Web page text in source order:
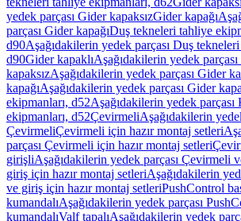
yedek parçası Gider kapaksızGider kapağı
parçası Gider kapağıDuş tekneleri tahliye
d90Aşağıdakilerin yedek parçası Duş
d90Gider kapaklıAşağıdakilerin yedek
kapaksızAşağıdakilerin yedek parçası Gider
kapağıAşağıdakilerin yedek parçası Gider
ekipmanları, d52Aşağıdakilerin yedek
ekipmanları, d52ÇevirmeliAşağıdakilerin
ÇevirmeliÇevirmeli için hazır montaj setleri
parçası Çevirmeli için hazır montaj setleri
girişliAşağıdakilerin yedek parçası Çevirmeli
giriş için hazır montaj setleriAşağıdakilerin
ve giriş için hazır montaj setleriPushControl
kumandalıAşağıdakilerin yedek parçası
kumandalıValf tapalıAşağıdakilerin yedek